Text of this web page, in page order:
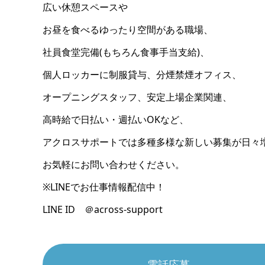
広い休憩スペースや
お昼を食べるゆったり空間がある職場、
社員食堂完備(もちろん食事手当支給)、
個人ロッカーに制服貸与、分煙禁煙オフィス、
オープニングスタッフ、安定上場企業関連、
高時給で日払い・週払いOKなど、
アクロスサポートでは多種多様な新しい募集が日々
お気軽にお問い合わせください。
※LINEでお仕事情報配信中！
LINE ID ＠across-support